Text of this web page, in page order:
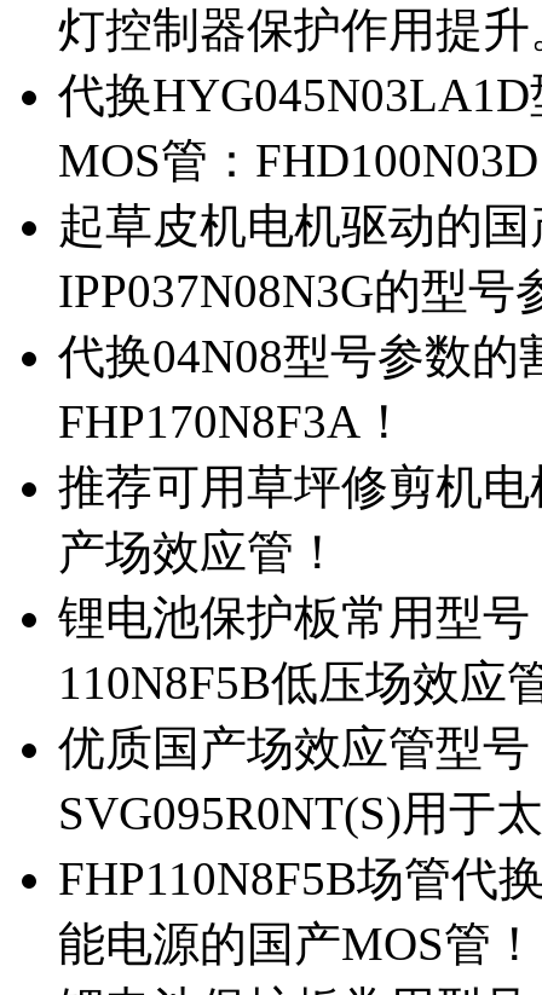
灯控制器保护作用提升
代换
MOS管：
起草皮机电机驱动的
IPP037N08N3G的型号
代换04N08型号参数
FHP170N8F3A！
推荐可用草坪修剪机电
产场效应管！
锂电池保护板常用型号
110N8F5B低压场效应
优质国产场效应管型
SVG095R0NT(S)用于
FHP110N8F5B场管代
能电源的国产MOS管！